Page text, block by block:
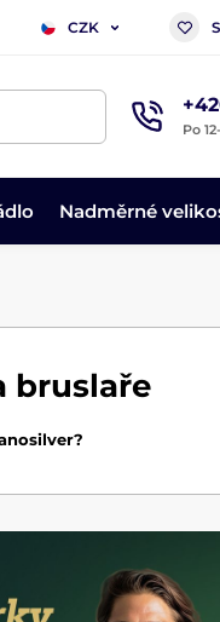
CZK
Po
Nadměrné
bruslaře